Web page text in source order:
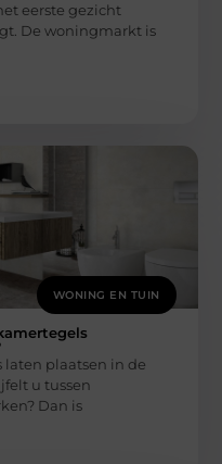
eerste gezicht
De woningmarkt is
WONING EN TUIN
plaatsen in de
u tussen
Dan is